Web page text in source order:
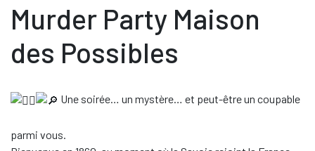
Murder Party Maison
des Possibles
Une soirée… un mystère… et peut-être un coupable
parmi vous.